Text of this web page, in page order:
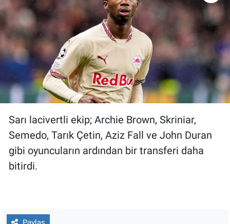
Sarı lacivertli ekip; Archie Brown, Skriniar,
Semedo, Tarık Çetin, Aziz Fall ve John Duran
gibi oyuncuların ardından bir transferi daha
bitirdi.
Sağlık
Spor
Teknoloji
Türkiye'nin Geleceği
Türkiye'nin Gündemi
Yerel Gündem